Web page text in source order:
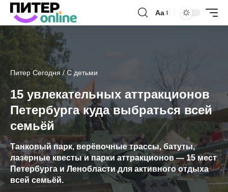
Аа
Питер Сегодня /С детьми
15 увлекательных аттракционов
Петербурга куда выбраться всей
семьёй
Танковый парк, верёвочные трассы, батуты,
лазерные квесты и парки аттракционов — 15 мест
Петербурга и Ленобласти для активного отдыха
всей семьёй.